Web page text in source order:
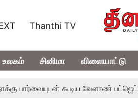
Thanthi TV
உலகம் சினிமா விளையாட்டு
கூடிய வேளாண் பட்ஜெட்: